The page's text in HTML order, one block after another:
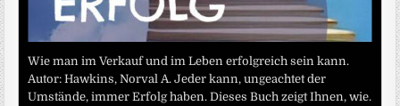
Wie man im Verkauf und im Leben erfolgreich sein kann.
Autor: Hawkins, Norval A. Jeder kann, ungeachtet der
Umstände, immer Erfolg haben. Dieses Buch zeigt Ihnen, wie.